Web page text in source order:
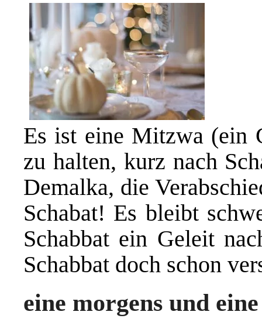
Es ist eine Mitzwa (ein
zu halten, kurz nach
Demalka, die
Schabat! Es bleibt
Schabbat ein Geleit
Schabbat doch schon
eine morgens und